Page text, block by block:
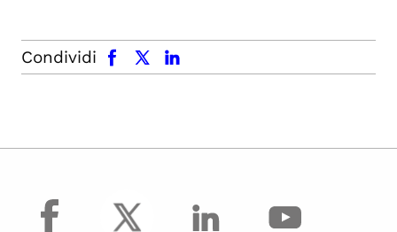
Condividi
facebook x.com linkedin
facebook